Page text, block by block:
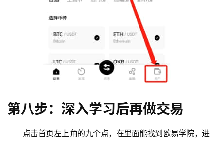
第八步：深入学习后再做交易
点击首页左上角的九个点，在里面能找到欧易学院，进